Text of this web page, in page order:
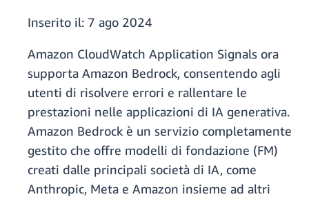
Inserito il: 7 ago 2024
Amazon CloudWatch Application Signals ora
supporta Amazon Bedrock, consentendo agli
utenti di risolvere errori e rallentare le
prestazioni nelle applicazioni di IA generativa.
Amazon Bedrock è un servizio completamente
gestito che offre modelli di fondazione (FM)
creati dalle principali società di IA, come
Anthropic, Meta e Amazon insieme ad altri